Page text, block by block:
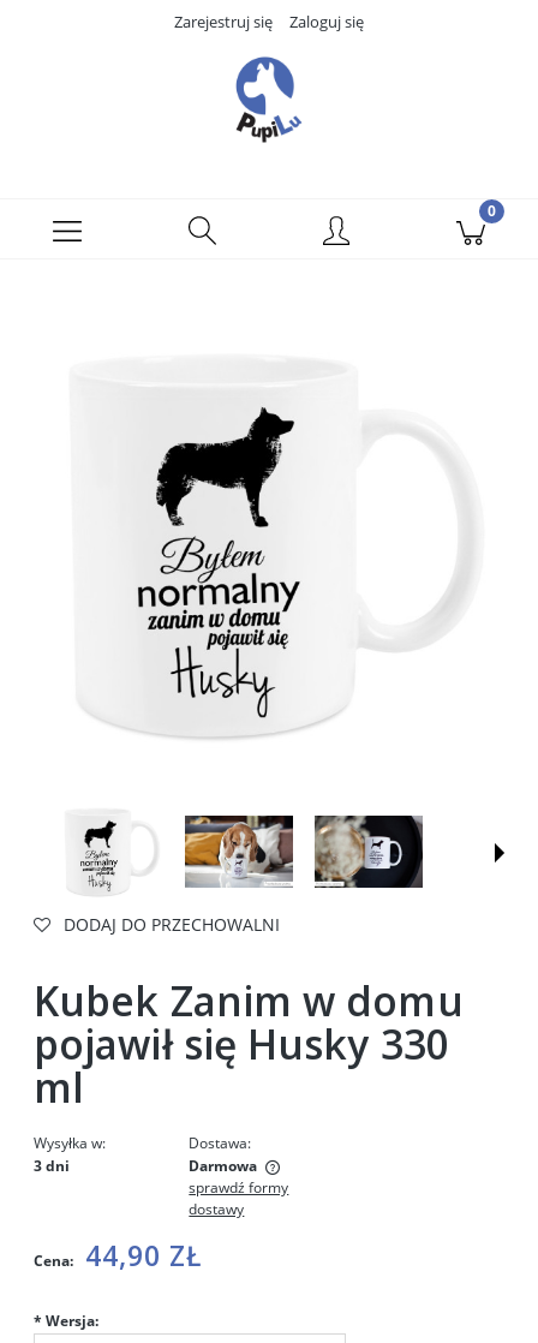
Zarejestruj się Zaloguj się
DODAJ DO PRZECHOWALNI
Kubek Zanim w domu
pojawił się Husky 330
ml
Wysyłka w:
3 dni
Dostawa:
Darmowa
Cena nie zawiera ewentualnych kosztów płatności
sprawdź formy
dostawy
Cena: 44,90 ZŁ
* Wersja: